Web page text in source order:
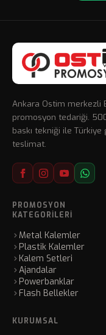
Ankara Ostim merkezli
promosyon tedariği.
baskı tekniği ile
teslimat.
PROMOSYON
KATEGORILERI
Metal Kalemler
Plastik Kalemler
Kalem Setleri
Ajandalar
Powerbanklar
Flash Bellekler
KURUMSAL